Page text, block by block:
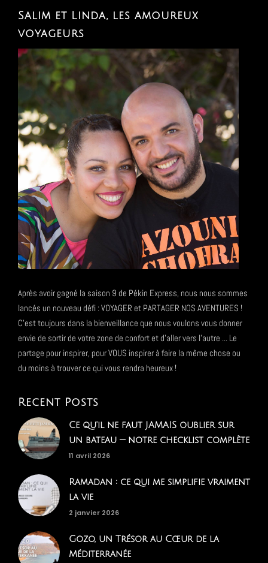
Salim et Linda, les amoureux
voyageurs
Après avoir gagné la saison 9 de Pékin Express, nous nous sommes
lancés un nouveau défi : VOYAGER et PARTAGER NOS AVENTURES !
C'est toujours dans la bienveillance que nous voulons vous donner
envie de sortir de votre zone de confort et d'aller vers l'autre ... Le
partage pour inspirer, pour VOUS inspirer à faire la même chose ou
du moins à trouver ce qui vous rendra heureux !
Recent Posts
Ce qu'il ne faut JAMAIS oublier sur
un bateau — notre checklist complète
11 avril 2026
Ramadan : ce qui me simplifie vraiment
la vie
2 janvier 2026
Gozo, un Trésor au Cœur de la
Méditerranée